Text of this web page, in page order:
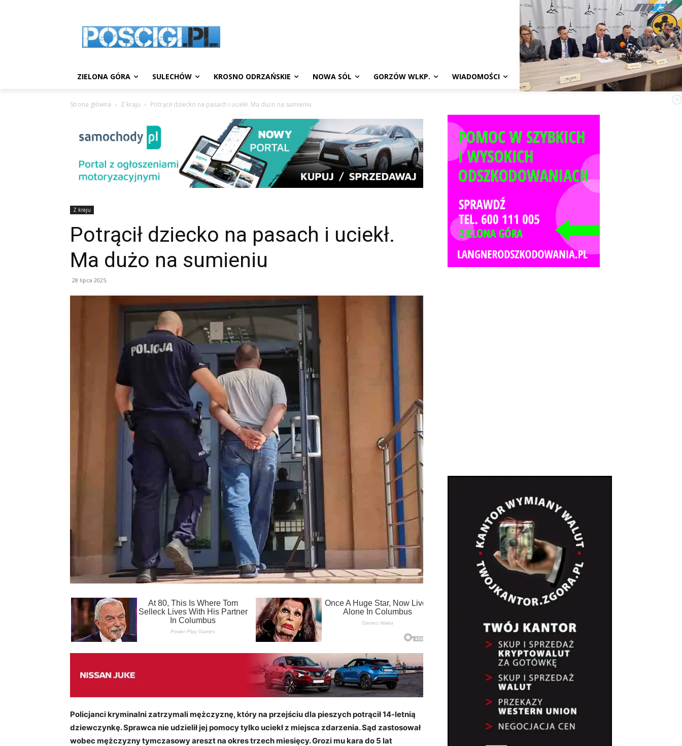
ZIELONA GÓRA SULECHÓW KROSNO ODRZAŃSKIE NOWA SÓL GORZÓW WLKP. WIADOMOŚCI
Strona główna Z kraju Potrącił dziecko na pasach i uciekł. Ma dużo na sumieniu
Z kraju
Potrącił dziecko na pasach i uciekł.
Ma dużo na sumieniu
28 lipca 2025
Policjanci kryminalni zatrzymali mężczyznę, który na przejściu dla pieszych potrącił 14-letnią
dziewczynkę. Sprawca nie udzielił jej pomocy tylko uciekł z miejsca zdarzenia. Sąd zastosował
wobec mężczyzny tymczasowy areszt na okres trzech miesięcy. Grozi mu kara do 5 lat